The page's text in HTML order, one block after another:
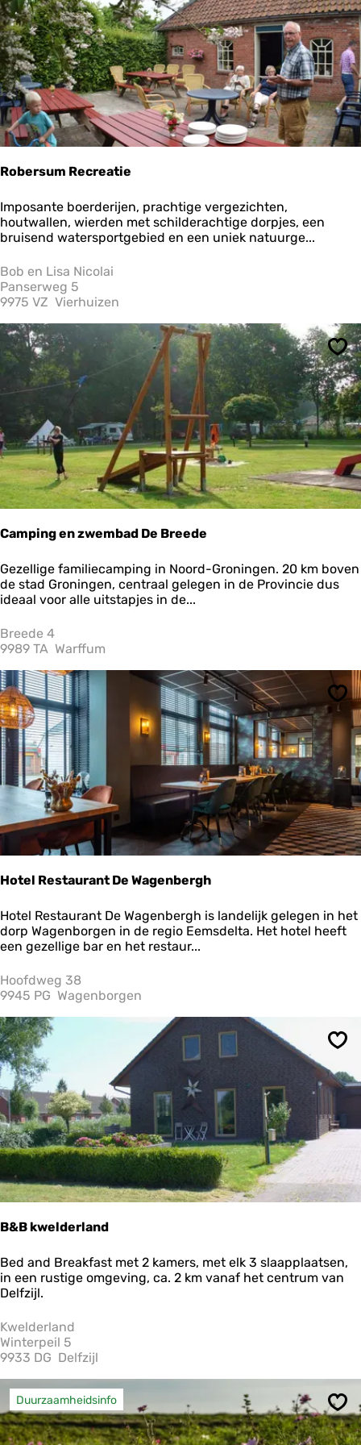
m
o
v
e
r
n
a
c
h
e
T
h
e
s
n
g
e
Robersum Recreatie
R
o
b
r
s
u
R
e
i
e
Imposante boerderijen, prachtige vergezichten,
houtwallen, wierden met schilderachtige dorpjes, een
bruisend watersportgebied en een uniek natuurge...
Bob en Lisa Nicolai
Panserweg 5
9975 VZ Vierhuizen
Camping en zwembad De Breede
C
a
m
i
n
e
n
z
w
e
m
b
a
D
e
r
e
e
e
Gezellige familiecamping in Noord-Groningen. 20 km boven
de stad Groningen, centraal gelegen in de Provincie dus
ideaal voor alle uitstapjes in de...
Breede 4
9989 TA Warffum
Hotel Restaurant De Wagenbergh
H
o
t
l
R
s
t
a
u
r
a
n
t
D
e
W
a
g
e
n
e
r
g
Hotel Restaurant De Wagenbergh is landelijk gelegen in het
dorp Wagenborgen in de regio Eemsdelta. Het hotel heeft
een gezellige bar en het restaur...
Hoofdweg 38
9945 PG Wagenborgen
B&B kwelderland
B
&
B
w
e
l
e
l
a
Bed and Breakfast met 2 kamers, met elk 3 slaapplaatsen,
in een rustige omgeving, ca. 2 km vanaf het centrum van
Delfzijl.
Kwelderland
Winterpeil 5
9933 DG Delfzijl
Duurzaamheidsinfo